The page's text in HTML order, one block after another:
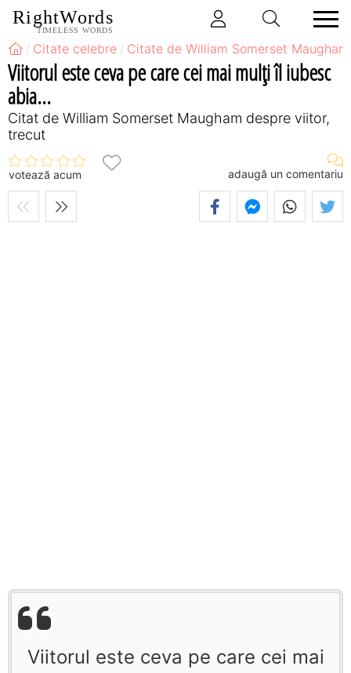
RightWords
TIMELESS WORDS
Citate celebre Citate de William Somerset Maugham
Viitorul este ceva pe care cei mai mulţi îl iubesc
abia...
Citat de William Somerset Maugham despre viitor,
trecut
votează acum adaugă un comentariu
Viitorul este ceva pe care cei mai